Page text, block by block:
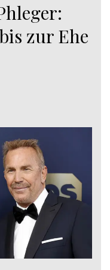
zur Ehe